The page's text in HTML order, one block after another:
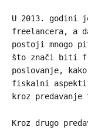
U 2013. godini
freelancera, a
postoji mnogo
što znači biti
poslovanje,
fiskalni
kroz predavanje
Kroz drugo